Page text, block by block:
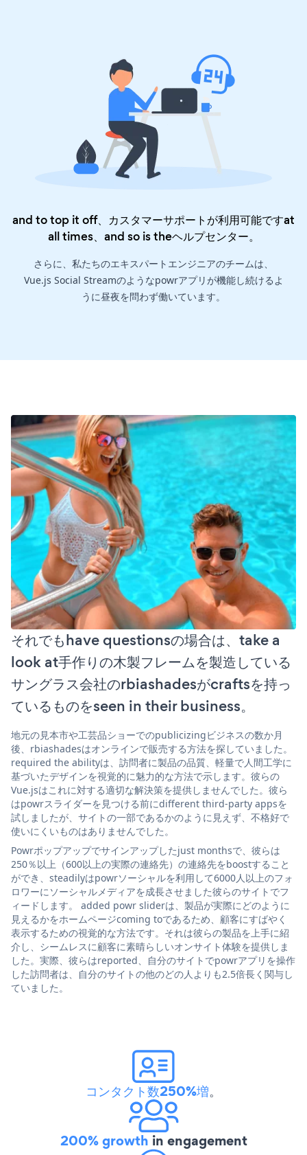
and to top it off、カスタマーサポートが利用可能ですat
all times、and so is theヘルプセンター。
さらに、私たちのエキスパートエンジニアのチームは、
Vue.js Social Streamのようなpowrアプリが機能し続けるよ
うに昼夜を問わず働いています。
それでもhave questionsの場合は、take a
look at手作りの木製フレームを製造している
サングラス会社のrbiashadesがcraftsを持っ
ているものをseen in their business。
地元の見本市や工芸品ショーでのpublicizingビジネスの数か月
後、rbiashadesはオンラインで販売する方法を探していました。
required the abilityは、訪問者に製品の品質、軽量で人間工学に
基づいたデザインを視覚的に魅力的な方法で示します。彼らの
Vue.jsはこれに対する適切な解決策を提供しませんでした。彼ら
はpowrスライダーを見つける前にdifferent third-party appsを
試しましたが、サイトの一部であるかのように見えず、不格好で
使いにくいものはありませんでした。
Powrポップアップでサインアップしたjust monthsで、彼らは
250％以上（600以上の実際の連絡先）の連絡先をboostすること
ができ、steadilyはpowrソーシャルを利用して6000人以上のフォ
ロワーにソーシャルメディアを成長させました彼らのサイトでフ
ィードします。 added powr sliderは、製品が実際にどのように
見えるかをホームページcoming toであるため、顧客にすばやく
表示するための視覚的な方法です。それは彼らの製品を上手に紹
介し、シームレスに顧客に素晴らしいオンサイト体験を提供しま
した。実際、彼らはreported、自分のサイトでpowrアプリを操作
した訪問者は、自分のサイトの他のどの人よりも2.5倍長く関与し
ていました。
コンタクト数250%増。
200% growth in engagement